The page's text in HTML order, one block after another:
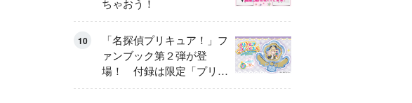
10
「名探偵プリキュア！」フ
ァンブック第２弾が登
場！ 付録は限定「プリキ
ュアマコトジュエル キュ